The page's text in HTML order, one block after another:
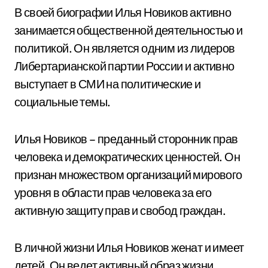
В своей биографии Илья Новиков активно
занимается общественной деятельностью и
политикой. Он является одним из лидеров
Либертарианской партии России и активно
выступает в СМИ на политические и
социальные темы.
Илья Новиков – преданный сторонник прав
человека и демократических ценностей. Он
признан множеством организаций мирового
уровня в области прав человека за его
активную защиту прав и свобод граждан.
В личной жизни Илья Новиков женат и имеет